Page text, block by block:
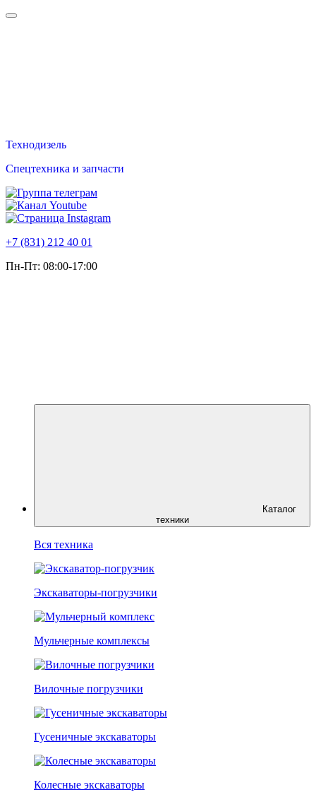
Технодизель
Спецтехника и запчасти
+7 (831) 212 40 01
Пн-Пт: 08:00-17:00
техники
Вся техника
Экскаваторы-погрузчики
Мульчерные комплексы
Вилочные погрузчики
Гусеничные экскаваторы
Колесные экскаваторы